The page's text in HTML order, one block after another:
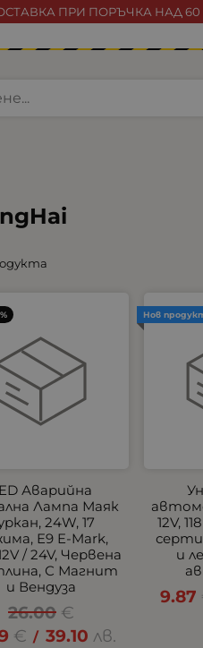
ПРИ ПОРЪЧКА НАД 60
Аварийна
Лампа Маяк
24W, 17
E9 E-Mark,
/ 24V, Червена
С Магнит
и Вендуза
26.00 €
€ / 39.10 лв.
12V,
и
9.87
Нов